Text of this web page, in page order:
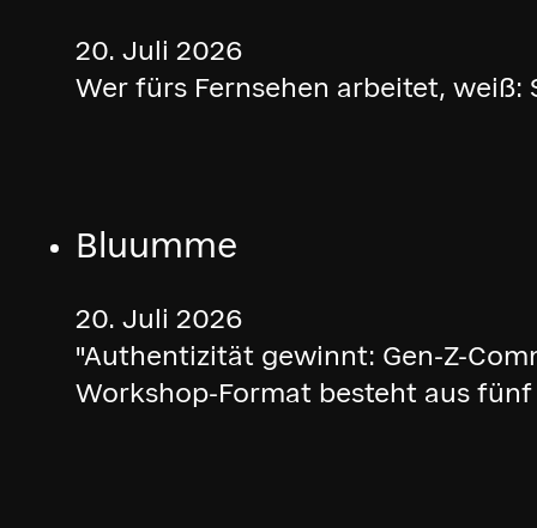
20. Juli 2026
Wer fürs Fernsehen arbeitet,
Bluumme
20. Juli 2026
"Authentizität gewinnt: Gen-Z-
Workshop-Format besteht aus